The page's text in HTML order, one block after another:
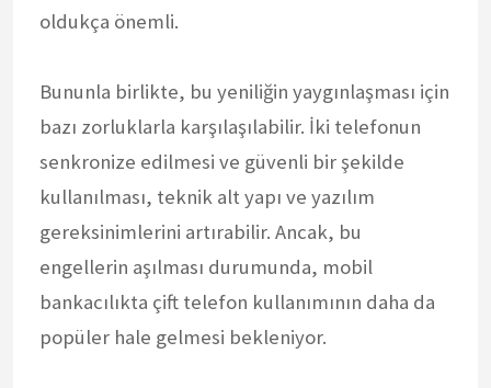
oldukça önemli.
Bununla birlikte, bu yeniliğin yaygınlaşması için
bazı zorluklarla karşılaşılabilir. İki telefonun
senkronize edilmesi ve güvenli bir şekilde
kullanılması, teknik alt yapı ve yazılım
gereksinimlerini artırabilir. Ancak, bu
engellerin aşılması durumunda, mobil
bankacılıkta çift telefon kullanımının daha da
popüler hale gelmesi bekleniyor.